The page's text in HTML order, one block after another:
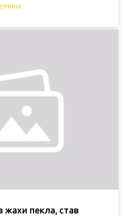
пекла, став